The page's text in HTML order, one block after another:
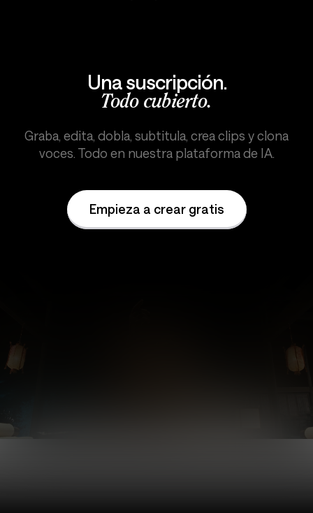
Una suscripción.
Todo cubierto.
Graba, edita, dobla, subtitula, crea clips y clona
voces. Todo en nuestra plataforma de IA.
Empieza a crear gratis